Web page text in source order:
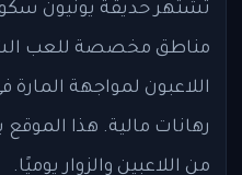
تشتهر حديقة يونيون
مناطق مخصصة للعب
اللاعبون لمواجهة المارة
رهانات مالية. هذا
من اللاعبين والزوار يوميًا.